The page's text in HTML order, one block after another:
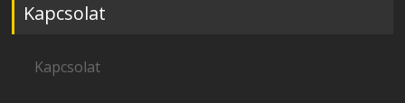
Kapcsolat
Kapcsolat